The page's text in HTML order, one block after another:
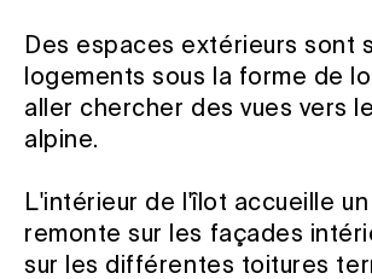
Des espaces extérieurs sont
logements sous la forme de
aller chercher des vues vers
alpine.
L'intérieur de l'îlot accueille
remonte sur les façades
sur les différentes toitures